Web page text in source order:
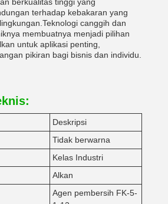
terhadap kebakaran yang
canggih dan
membuatnya menjadi pilihan
untuk aplikasi penting,
pikiran bagi bisnis dan individu.
Deskripsi
Tidak berwarna
Kelas Industri
Alkan
Agen pembersih FK-5-